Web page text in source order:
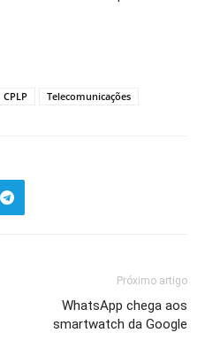
CPLP Telecomunicações
Próximo artigo
WhatsApp chega aos
smartwatch da Google